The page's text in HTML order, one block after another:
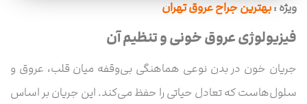
ویژه :بهترین جراح عروق تهران
فیزیولوژی عروق خونی و تنظیم آن
جریان خون در بدن نوعی هماهنگی بی‌وقفه میان قلب، عروق و
سلول‌هاست که تعادل حیاتی را حفظ می‌کند. این جریان بر اساس